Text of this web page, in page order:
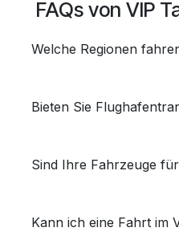
​FAQs von VIP
Welche Regionen
Bieten Sie
Sind Ihre Fahrzeuge
Kann ich eine Fahrt im